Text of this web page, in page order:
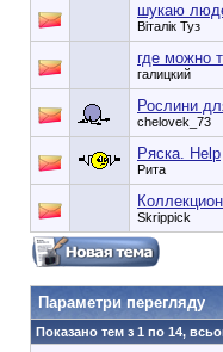
шукаю
Віталік Туз
где можно
галицкий
Рослини
chelovek_73
Ряска. Help
Рита
Skrippick
Параметри перегляду
Показано тем з 1 по 14,